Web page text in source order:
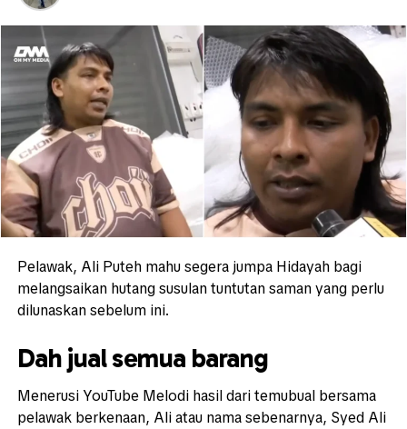
Pelawak, Ali Puteh mahu segera jumpa Hidayah bagi
melangsaikan hutang susulan tuntutan saman yang perlu
dilunaskan sebelum ini.
Dah jual semua barang
Menerusi YouTube Melodi hasil dari temubual bersama
pelawak berkenaan, Ali atau nama sebenarnya, Syed Ali